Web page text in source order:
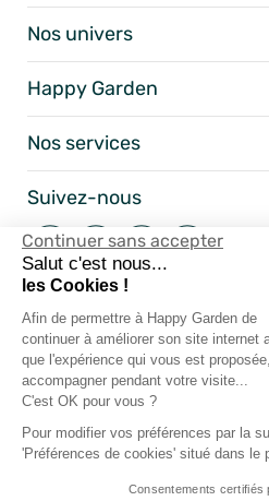
Continuer sans accepter
Salut c'est nous...
les Cookies !
Afin de permettre à Happy Garden de
continuer à améliorer son site internet
que l'expérience qui vous est
accompagner pendant votre visite...
C'est OK pour vous ?
Pour modifier vos préférences par la
'Préférences de cookies' situé dans le
Consentements certifiés
Nos univers
Happy Garden
Nos services
Suivez-nous
Mentions Légales
Conditions Générales